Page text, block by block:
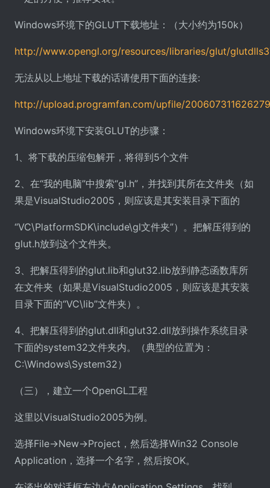
Windows环境下的GLUT下载地址：（大小约为150k）
http://www.opengl.org/resources/libraries/glut/
无法从以上地址下载的话请使用下面的连接:
http://upload.programfan.com/upfile/
Windows环境下安装GLUT的步骤：
1、将下载的压缩包解开，将得到5个文件
2、在“我的电脑”中搜索“gl.h”，并找到其所在文件夹（如
果是VisualStudio2005，则应该是其安装目录下面的
“VC\PlatformSDK\include\gl文件夹”）。把解压得到的
glut.h放到这个文件夹。
3、把解压得到的glut.lib和glut32.lib放到静态函数库所
在文件夹（如果是VisualStudio2005，则应该是其安装
目录下面的“VC\lib”文件夹）。
4、把解压得到的glut.dll和glut32.dll放到操作系统目录
下面的system32文件夹内。（典型的位置为：
C:\Windows\System32）
（三），建立一个OpenGL工程
这里以VisualStudio2005为例。
选择File->New->Project，然后选择Win32 Console
Application，选择一个名字，然后按OK。